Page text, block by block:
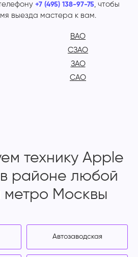
+7 (495) 138-97-75, чтобы
выезда мастера к вам.
ВАО
СЗАО
ЗАО
САО
технику Apple
районе любой
метро Москвы
Автозаводская